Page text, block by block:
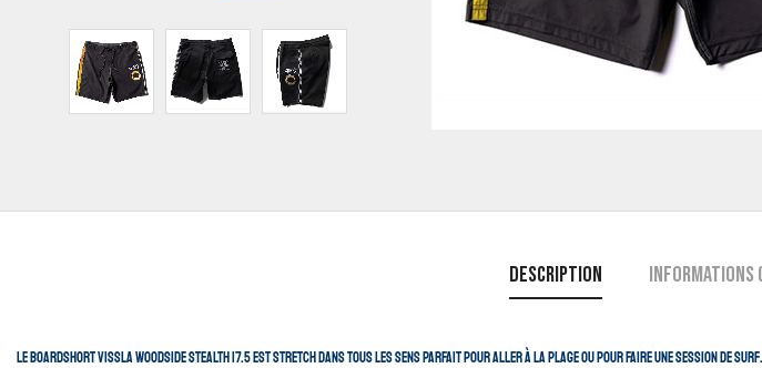
Description Informations
Le boardshort Vissla Woodside Stealth 17.5 est stretch dans tous les sens parfait pour aller à la plage ou pour faire une session de